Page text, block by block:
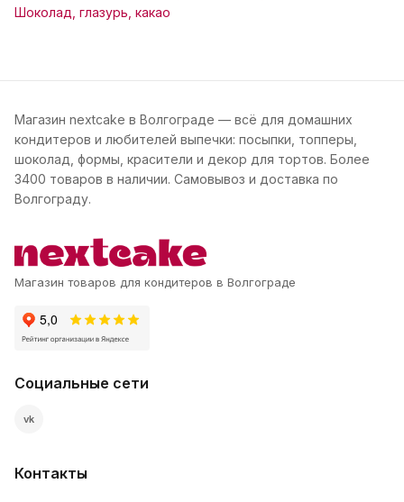
Шоколад, глазурь, какао
Магазин nextcake в Волгограде — всё для домашних
кондитеров и любителей выпечки: посыпки, топперы,
шоколад, формы, красители и декор для тортов. Более
3400 товаров в наличии. Самовывоз и доставка по
Волгограду.
Магазин товаров для кондитеров в Волгограде
Социальные сети
vk
Контакты